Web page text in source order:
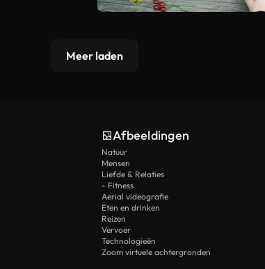
Meer laden
Afbeeldingen
Natuur
Mensen
Liefde & Relaties
- Fitness
Aerial videografie
Eten en drinken
Reizen
Vervoer
Technologieën
Zoom virtuele achtergronden